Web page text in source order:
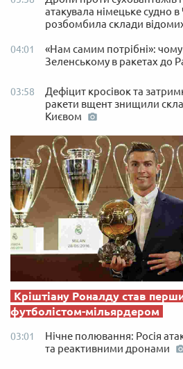
атакувала німецьке судно
розбомбила склади
04:01
«Нам самим потрібні»:
Зеленському в ракетах до
03:58
Дефіцит кросівок та
ракети вщент знищили
Києвом
Кріштіану Роналду став
футболістом-мільярдером
03:01
Нічне полювання: Росія
та реактивними дронами